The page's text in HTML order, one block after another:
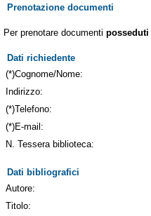
Prenotazione documenti
Per prenotare documenti posseduti
Dati richiedente
(*)Cognome/Nome:
Indirizzo:
(*)Telefono:
(*)E-mail:
N. Tessera biblioteca:
Dati bibliografici
Autore:
Titolo: